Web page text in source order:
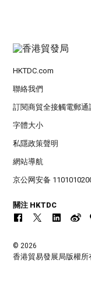
HKTDC.com
聯絡我們
訂閱商貿全接觸電郵通
字體大小
私隱政策聲明
網站導航
京公网安备
關注 HKTDC
© 2026
香港貿易發展局版權所